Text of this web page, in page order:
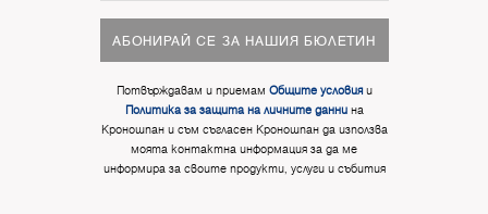
АБОНИРАЙ СЕ ЗА НАШИЯ БЮЛЕТИН
Потвърждавам и приемам Общите условияи
Политика за защита на личните даннина
Кроношпан и съм съгласен Кроношпан да използва
моята контактна информация за да ме
информира за своите продукти, услуги и събития